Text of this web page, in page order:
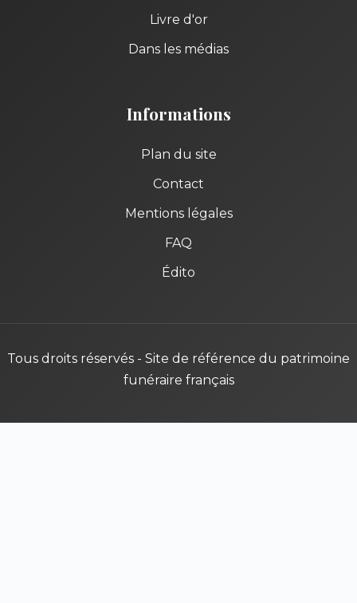
Livre d'or
Dans les médias
Informations
Plan du site
Contact
Mentions légales
FAQ
Édito
Tous droits réservés - Site de référence du patrimoine
funéraire français